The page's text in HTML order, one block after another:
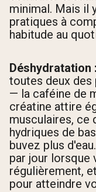
minimal. Mais il
pratiques à
habitude au
Déshydratation :
toutes deux
— la caféine de
créatine attire
musculaires, ce
hydriques de
buvez plus
par jour lorsque
régulièrement,
pour atteindre